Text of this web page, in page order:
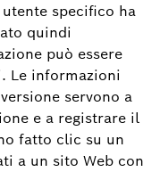
specifico ha
quindi
può essere
Le informazioni
servono a
e a registrare il
fatto clic su un
a un sito Web con